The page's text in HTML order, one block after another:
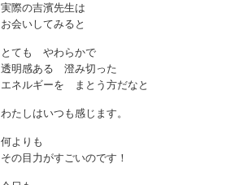
実際の吉濱先生は
お会いしてみると
とても やわらかで
透明感ある 澄み切った
エネルギーを まとう方だなと
わたしはいつも感じます。
何よりも
その目力がすごいのです！